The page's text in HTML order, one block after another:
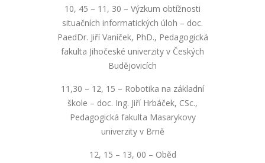
10, 45 – 11, 30 – Výzkum obtížnosti
situačních informatických úloh – doc.
PaedDr. Jiří Vaníček, PhD., Pedagogická
fakulta Jihočeské univerzity v Českých
Budějovicích
11,30 – 12, 15 – Robotika na základní
škole – doc. Ing. Jiří Hrbáček, CSc.,
Pedagogická fakulta Masarykovy
univerzity v Brně
12, 15 – 13, 00 – Oběd